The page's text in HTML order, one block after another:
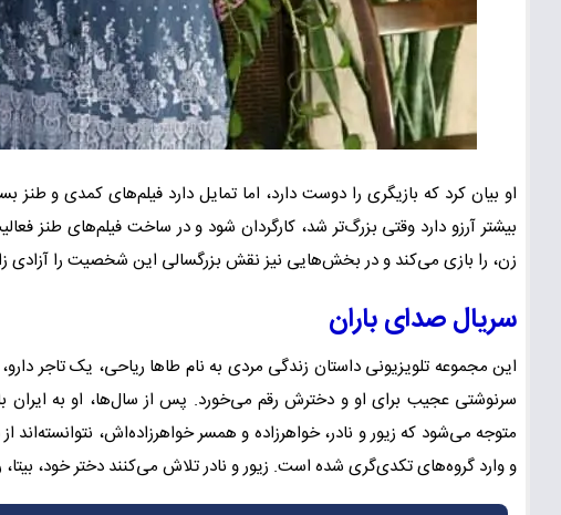
او بیان کرد که بازیگری را دوست دارد، اما تمایل دارد فیلم‌های کمدی و طنز
بیشتر آرزو دارد وقتی بزرگ‌تر شد، کارگردان شود و در ساخت فیلم‌های طنز
زن، را بازی می‌کند و در بخش‌هایی نیز نقش بزرگسالی این شخصیت را آزادی
سریال صدای باران
این مجموعه تلویزیونی داستان زندگی مردی به نام طاها ریاحی، یک تاجر
سرنوشتی عجیب برای او و دخترش رقم می‌خورد. پس از سال‌ها، او به ایران
متوجه می‌شود که زیور و نادر، خواهرزاده و همسر خواهرزاده‌اش، نتوانسته‌اند
و وارد گروه‌های تکدی‌گری شده است. زیور و نادر تلاش می‌کنند دختر خود، بیتا،